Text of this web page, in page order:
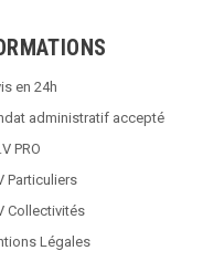
en 24h
administratif accepté
PRO
Particuliers
Collectivités
Légales